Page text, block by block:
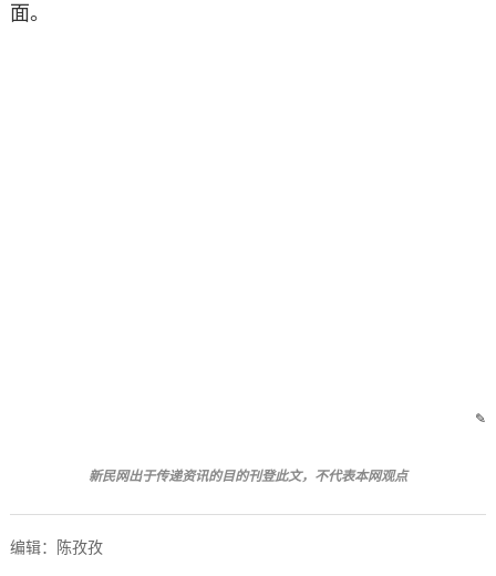
面。
✎
新民网出于传递资讯的目的刊登此文，不代表本网观点
编辑：陈孜孜